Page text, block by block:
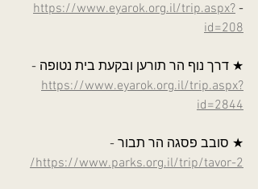
-
https://www.eyarok.org.il/trip.aspx?
id=208
★ דרך נוף הר תורען ובקעת בית נטופה -
https://www.eyarok.org.il/trip.aspx?
id=2844
★ סובב פסגה הר תבור -
https://www.parks.org.il/trip/tavor-2/